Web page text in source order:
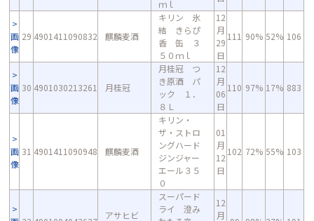
ｍｌ
画
像
29 4901411090832 麒麟麦酒
キリン 氷
結 きらぴ
香 缶 ３
５０ｍｌ
12
月
29
日
111 90% 52% 106
画
像
30 4901030213261 月桂冠
月桂冠 つ
き原酒 パ
ック １．
８Ｌ
12
月
06
日
110 97% 17% 883
画
像
31 4901411090948 麒麟麦酒
キリン・
ザ・ストロ
ングハード
ジンジャー
エール３５
０
01
月
12
日
102 72% 55% 103
アサヒビ
スーパード
ライ 澄み
12
月